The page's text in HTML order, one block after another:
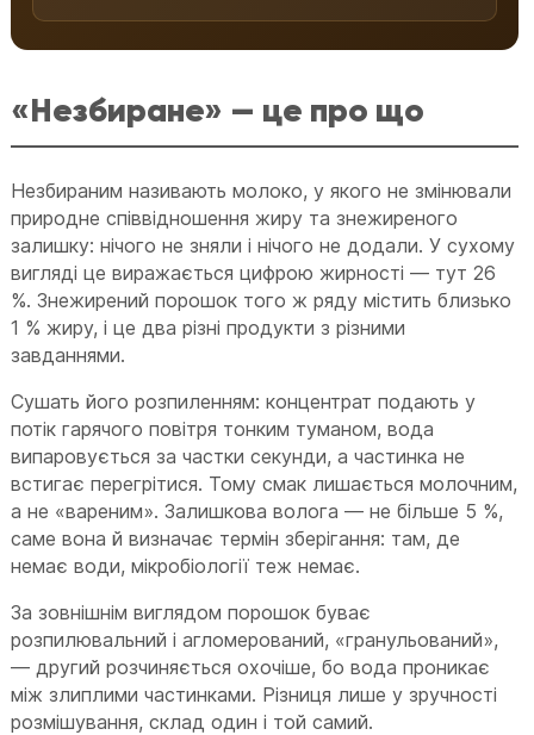
«Незбиране» — це про що
Незбираним називають молоко, у якого не змінювали
природне співвідношення жиру та знежиреного
залишку: нічого не зняли і нічого не додали. У сухому
вигляді це виражається цифрою жирності — тут 26
%. Знежирений порошок того ж ряду містить близько
1 % жиру, і це два різні продукти з різними
завданнями.
Сушать його розпиленням: концентрат подають у
потік гарячого повітря тонким туманом, вода
випаровується за частки секунди, а частинка не
встигає перегрітися. Тому смак лишається молочним,
а не «вареним». Залишкова волога — не більше 5 %,
саме вона й визначає термін зберігання: там, де
немає води, мікробіології теж немає.
За зовнішнім виглядом порошок буває
розпилювальний і агломерований, «гранульований»,
— другий розчиняється охочіше, бо вода проникає
між злиплими частинками. Різниця лише у зручності
розмішування, склад один і той самий.